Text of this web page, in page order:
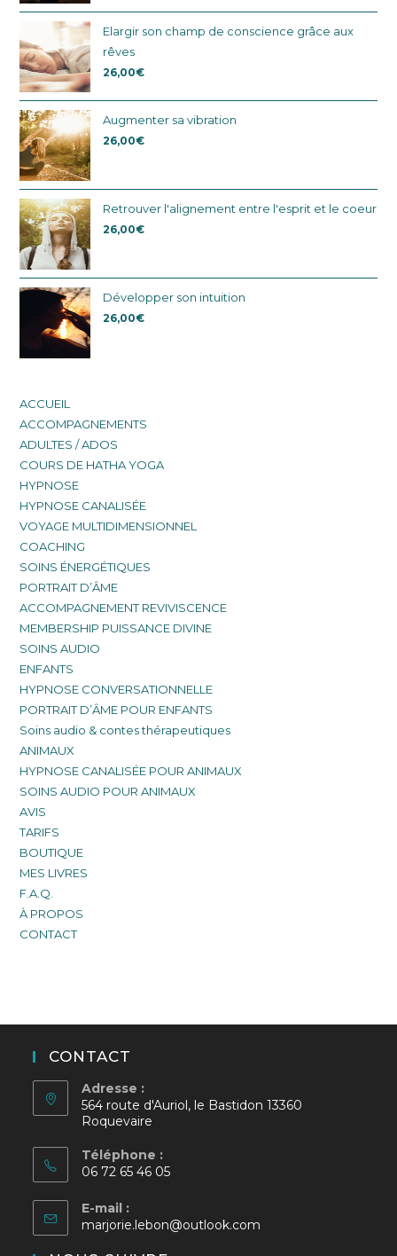
Elargir son champ de conscience grâce aux
rêves
26,00€
Augmenter sa vibration
26,00€
Retrouver l'alignement entre l'esprit et le coeur
26,00€
Développer son intuition
26,00€
ACCUEIL
ACCOMPAGNEMENTS
ADULTES / ADOS
COURS DE HATHA YOGA
HYPNOSE
HYPNOSE CANALISÉE
VOYAGE MULTIDIMENSIONNEL
COACHING
SOINS ÉNERGÉTIQUES
PORTRAIT D’ÂME
ACCOMPAGNEMENT REVIVISCENCE
MEMBERSHIP PUISSANCE DIVINE
SOINS AUDIO
ENFANTS
HYPNOSE CONVERSATIONNELLE
PORTRAIT D’ÂME POUR ENFANTS
Soins audio & contes thérapeutiques
ANIMAUX
HYPNOSE CANALISÉE POUR ANIMAUX
SOINS AUDIO POUR ANIMAUX
AVIS
TARIFS
BOUTIQUE
MES LIVRES
F.A.Q.
À PROPOS
CONTACT
CONTACT
Adresse :
564 route d'Auriol, le Bastidon 13360
Roquevaire
Téléphone :
06 72 65 46 05
E-mail :
marjorie.lebon@outlook.com